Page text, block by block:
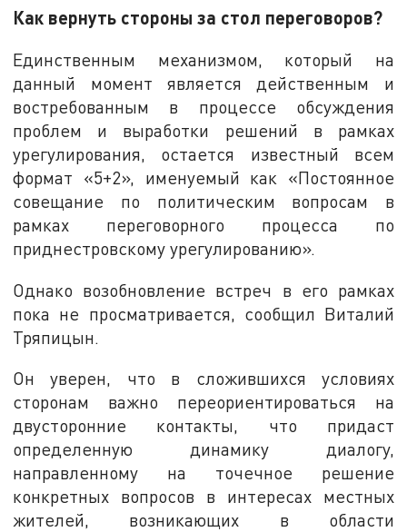
Как вернуть стороны за стол переговоров?
Единственным механизмом, который на
данный момент является действенным и
востребованным в процессе обсуждения
проблем и выработки решений в рамках
урегулирования, остается известный всем
формат «5+2», именуемый как «Постоянное
совещание по политическим вопросам в
рамках переговорного процесса по
приднестровскому урегулированию».
Однако возобновление встреч в его рамках
пока не просматривается, сообщил Виталий
Тряпицын.
Он уверен, что в сложившихся условиях
сторонам важно переориентироваться на
двусторонние контакты, что придаст
определенную динамику диалогу,
направленному на точечное решение
конкретных вопросов в интересах местных
жителей, возникающих в области